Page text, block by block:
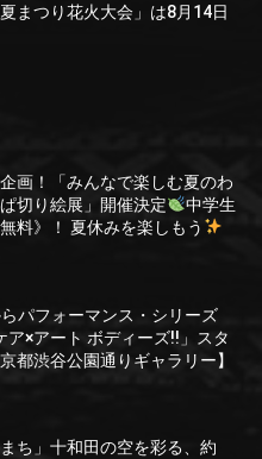
夏まつり花火大会」は8月14日
画！「みんなで楽しむ夏のわ
切り絵展」開催決定
中学生
料》！ 夏休みを楽しもう
パフォーマンス・シリーズ
ア×アート ボディーズ!!」スタ
都渋谷公園通りギャラリー】
まち」十和田の空を彩る、約